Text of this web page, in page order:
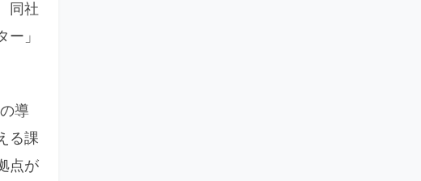
同社
」
導
る課
点が